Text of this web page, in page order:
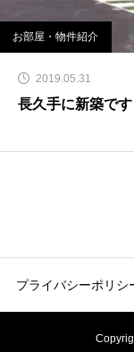
お部屋・物件紹介
2019.05.31
長久手に新築です
プライバシーポリシ